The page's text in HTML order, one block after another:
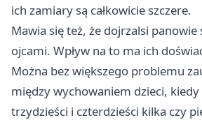
ich zamiary są całkowicie szczere.
Mawia się też, że dojrzalsi panowie
ojcami. Wpływ na to ma ich
Można bez większego problemu
między wychowaniem dzieci,
trzydzieści i czterdzieści kilka czy